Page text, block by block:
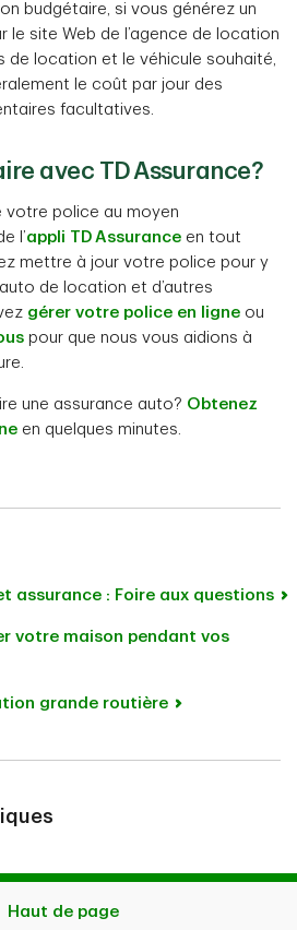
budgétaire, si vous générez un
le site Web de l’agence de location
de location et le véhicule souhaité,
le coût par jour des
facultatives.
avec TD Assurance?
votre police au moyen
l’appli TD Assurance en tout
mettre à jour votre police pour y
de location et d’autres
gérer votre police en ligne ou
pour que nous vous aidions à
une assurance auto? Obtenez
en quelques minutes.
assurance : Foire aux questions
votre maison pendant vos
grande routière
conseils juridiques. Les
présentes peuvent être
Haut de page